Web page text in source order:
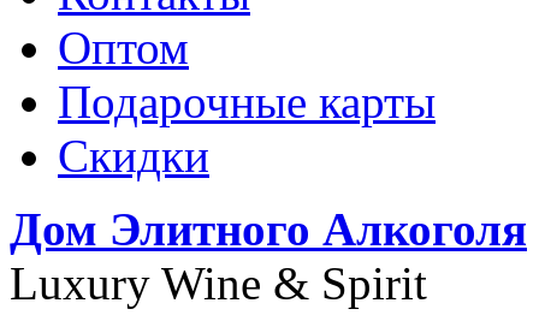
Оптом
Подарочные карты
Скидки
Дом Элитного Алкоголя
Luxury Wine & Spirit